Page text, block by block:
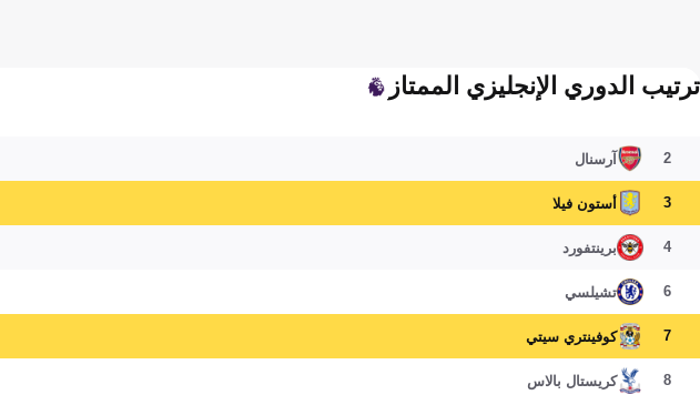
ترتيب الدوري الإنجليزي الممتاز
2 آرسنال
3 أستون فيلا
4 برينتفورد
6 تشيلسي
7 كوفينتري سيتي
8 كريستال بالاس